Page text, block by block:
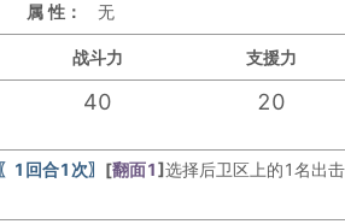
属 性： 无
战斗力 支援力
40 20
〖1回合1次〗 [翻面1]选择后卫区上的1名出